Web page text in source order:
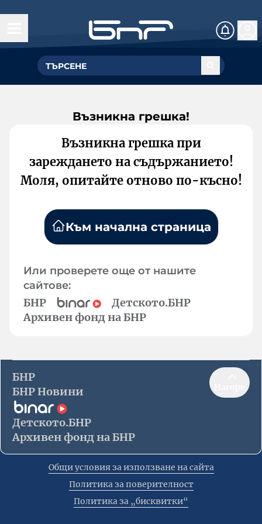
Възникна грешка!
Възникна грешка при
зареждането на съдържанието!
Моля, опитайте отново по-късно!
Към начална страница
Или проверете още от нашите
сайтове:
БНР
Детското.БНР
Архивен фонд на БНР
БНР
БНР Новини
Детското.БНР
Архивен фонд на БНР
Общи условия за използване на сайта
Политика за поверителност
Политика за „бисквитки“